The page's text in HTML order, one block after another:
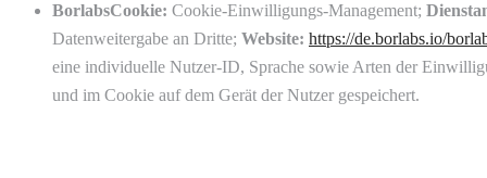
BorlabsCookie: Cookie-Einwilligungs-Management;
Datenweitergabe an Dritte; Website: https://de.borlabs.io/
eine individuelle Nutzer-ID, Sprache sowie Arten der
und im Cookie auf dem Gerät der Nutzer gespeichert.